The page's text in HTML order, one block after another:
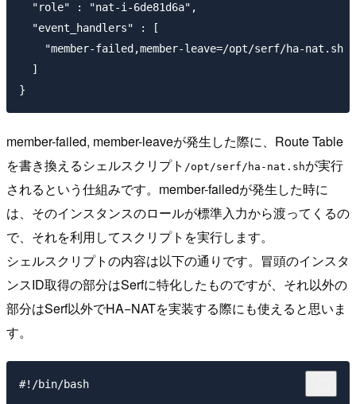
  "role" : "nat-i-6de81d6a",
  "event_handlers" : [
"member-failed,member-leave=/opt/serf/ha-nat.sh
  ]
member-failed, member-leaveが発生した際に、Route Table
を書き換えるシェルスクリプト /opt/serf/ha-nat.shが実行
されるという仕組みです。member-failedが発生した時に
は、そのインスタンスのロールが標準入力から渡ってくるの
で、それを利用してスクリプトを実行します。
シェルスクリプトの内容は以下の通りです。冒頭のインスタ
ンスID取得の部分はSerfに特化したものですが、それ以外の
部分はSerf以外でHA−NATを実装する際にも使えると思いま
す。
#!/bin/bash